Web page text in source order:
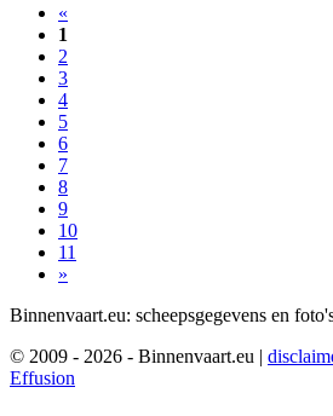
«
1
2
3
4
5
6
7
8
9
10
11
»
Binnenvaart.eu: scheepsgegevens en
© 2009 - 2026 - Binnenvaart.eu |
Effusion